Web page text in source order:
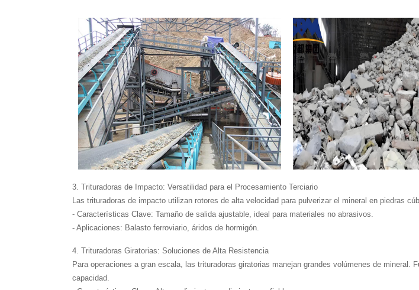
3. Trituradoras de Impacto: Versatilidad para el Procesamiento Terciario
Las trituradoras de impacto utilizan rotores de alta velocidad para pulverizar el mineral en piedras
- Características Clave: Tamaño de salida ajustable, ideal para materiales no abrasivos.
- Aplicaciones: Balasto ferroviario, áridos de hormigón.
4. Trituradoras Giratorias: Soluciones de Alta Resistencia
Para operaciones a gran escala, las trituradoras giratorias manejan grandes volúmenes de
capacidad.